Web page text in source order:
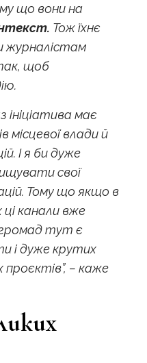
що вони на
Тож їхнє
журналістам
щоб
ініціатива має
місцевої влади й
І я би дуже
свої
Тому що якщо в
ці канали вже
громад тут є
і дуже крутих
проєктів”, – каже